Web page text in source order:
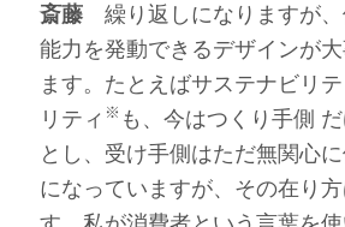
斎藤繰り返しになりますが、
能力を発動できるデザインが
ます。たとえばサステナビリ
リティ ※ も、今はつくり手側
とし、受け手側はただ無関心
になっていますが、その在り